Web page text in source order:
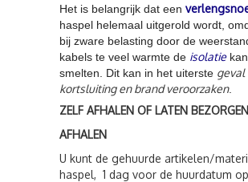
Het is belangrijk dat een
haspel helemaal uitgerold wordt,
bij zware belasting door de
kabels te veel warmte de isolatie
smelten. Dit kan in het uiterste geval
kortsluiting en brand veroorzaken.
ZELF AFHALEN OF LATEN BEZORGEN
AFHALEN
U kunt de gehuurde artikelen/
haspel, 1 dag voor de huurdatum